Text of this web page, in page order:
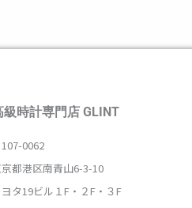
級時計専門店 GLINT
107-0062
都港区南青山6-3-10
ヨタ19ビル１F・２F・３F